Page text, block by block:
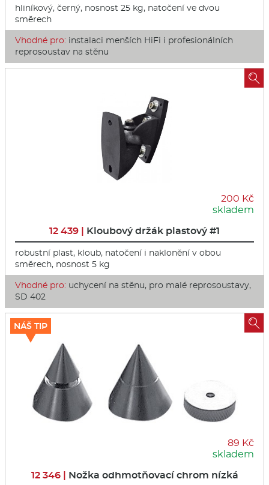
hliníkový, černý, nosnost 25 kg, natočení ve dvou
směrech
Vhodné pro: instalaci menších HiFi i profesionálních
reprosoustav na stěnu
200 Kč
skladem
12 439 | Kloubový držák plastový #1
robustní plast, kloub, natočení i naklonění v obou
směrech, nosnost 5 kg
Vhodné pro: uchycení na stěnu, pro malé reprosoustavy,
SD 402

89 Kč
skladem
12 346 | Nožka odhmotňovací chrom nízká
NÁŠ TIP 